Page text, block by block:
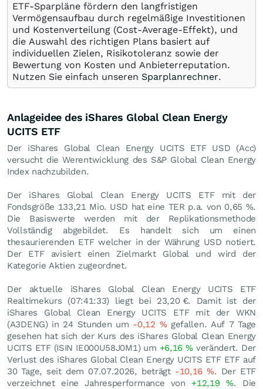
ETF-Sparpläne fördern den langfristigen
Vermögensaufbau durch regelmäßige Investitionen
und Kostenverteilung (Cost-Average-Effekt), und
die Auswahl des richtigen Plans basiert auf
individuellen Zielen, Risikotoleranz sowie der
Bewertung von Kosten und Anbieterreputation.
Nutzen Sie einfach unseren Sparplanrechner.
Anlageidee des iShares Global Clean Energy
UCITS ETF
Der iShares Global Clean Energy UCITS ETF USD (Acc)
versucht die Werentwicklung des S&P Global Clean Energy
Index nachzubilden.
Der iShares Global Clean Energy UCITS ETF mit der
Fondsgröße 133,21 Mio. USD hat eine TER p.a. von 0,65 %.
Die Basiswerte werden mit der Replikationsmethode
Vollständig abgebildet. Es handelt sich um einen
thesaurierenden ETF welcher in der Währung USD notiert.
Der ETF avisiert einen Zielmarkt Global und wird der
Kategorie Aktien zugeordnet.
Der aktuelle iShares Global Clean Energy UCITS ETF
Realtimekurs (07:41:33) liegt bei 23,20 €. Damit ist der
iShares Global Clean Energy UCITS ETF mit der WKN
(A3DENG) in 24 Stunden um -0,12 %gefallen. Auf 7 Tage
gesehen hat sich der Kurs des iShares Global Clean Energy
UCITS ETF (ISIN IE000U58J0M1) um +6,16%verändert. Der
Verlust des iShares Global Clean Energy UCITS ETF ETF auf
30 Tage, seit dem 07.07.2026, beträgt -10,16%. Der ETF
verzeichnet eine Jahresperformance von +12,19%. Die